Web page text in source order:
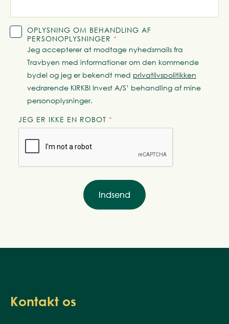
OPLYSNING OM BEHANDLING AF
PERSONOPLYSNINGER *
Jeg accepterer at modtage nyhedsmails fra
Travbyen med informationer om den kommende
bydel og jeg er bekendt med privatlivspolitikken
vedrørende KIRKBI Invest A/S’ behandling af mine
personoplysninger.
JEG ER IKKE EN ROBOT *
Kontakt os